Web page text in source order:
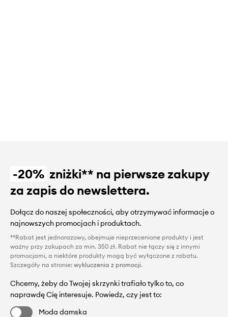
-20% zniżki** na pierwsze zakupy
za zapis do newslettera.
Dołącz do naszej społeczności, aby otrzymywać informacje o
najnowszych promocjach i produktach.
**Rabat jest jednorazowy, obejmuje nieprzecenione produkty i jest
ważny przy zakupach za min. 350 zł. Rabat nie łączy się z innymi
promocjami, a niektóre produkty mogą być wyłączone z rabatu.
Szczegóły na stronie: wykluczenia z promocji.
Chcemy, żeby do Twojej skrzynki trafiało tylko to, co
naprawdę Cię interesuje. Powiedz, czy jest to:
Moda damska